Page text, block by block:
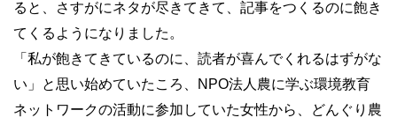
ると、さすがにネタが尽きてきて、記事をつくるのに飽き
てくるようになりました。
「私が飽きてきているのに、読者が喜んでくれるはずがな
い」と思い始めていたころ、NPO法人農に学ぶ環境教育
ネットワークの活動に参加していた女性から、どんぐり農